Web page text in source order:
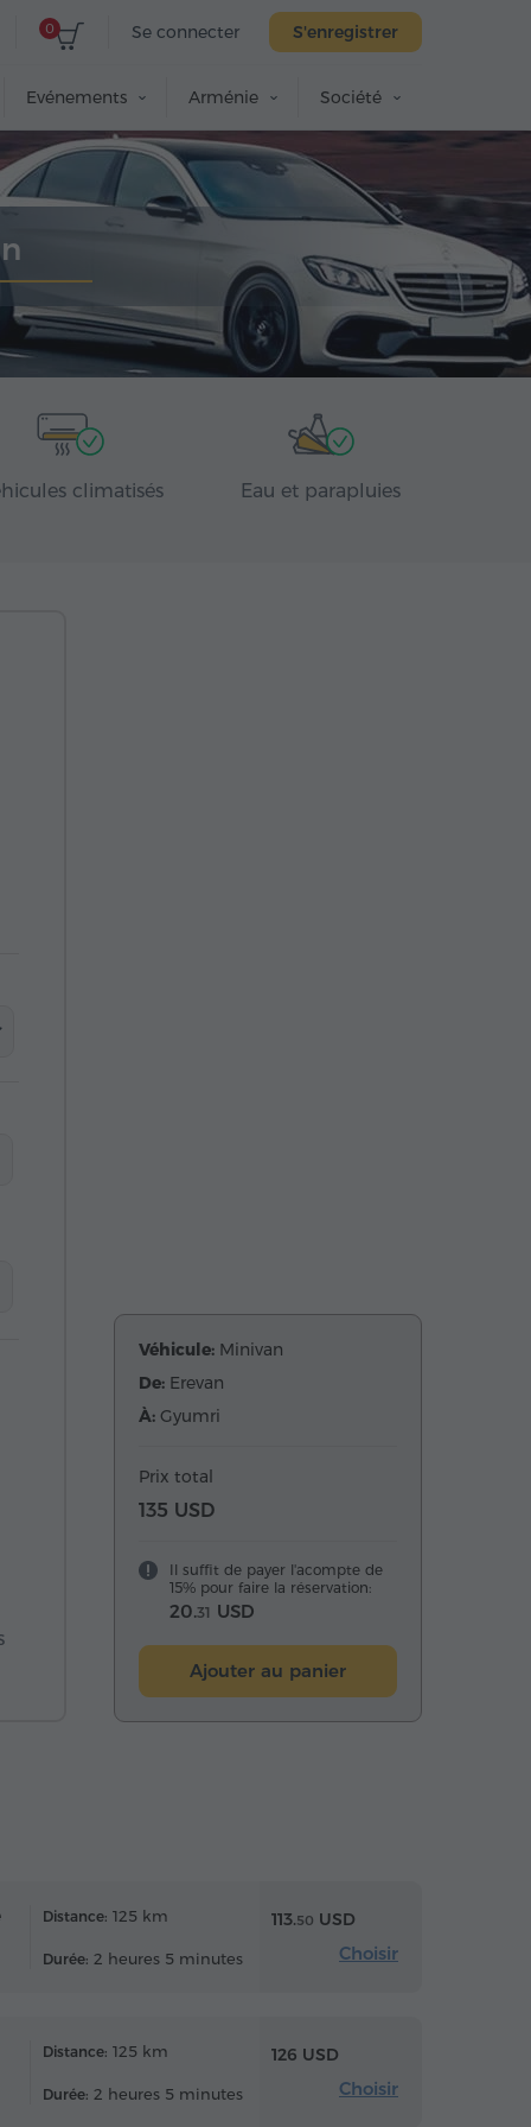
Se connecter S'enregistrer
0
Evénements Arménie Société
climatisés Eau et parapluies
Véhicule: Minivan
De: Erevan
À: Gyumri
Prix total
135 USD
Il suffit de payer l'acompte de
15% pour faire la réservation:
20.31 USD
Ajouter au panier
Distance: 125 km
Durée: 2 heures 5 minutes
113.50 USD
Choisir
Distance: 125 km
Durée: 2 heures 5 minutes
126 USD
Choisir